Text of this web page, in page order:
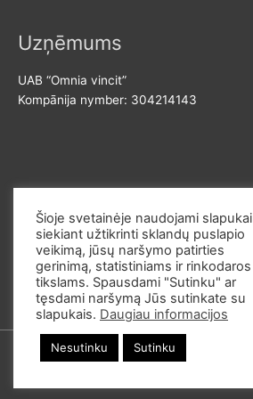
Uzņēmums
UAB “Omnia vincit”
Kompānija nymber: 304214143
E-pasts: info@omvi.lt
Telefona numurs: +37062033145
© 2026
Šioje svetainėje naudojami slapukai
siekiant užtikrinti sklandų puslapio
veikimą, jūsų naršymo patirties
gerinimą, statistiniams ir rinkodaros
tikslams. Spausdami "Sutinku" ar
tęsdami naršymą Jūs sutinkate su
slapukais. Daugiau informacijos
Nesutinku Sutinku